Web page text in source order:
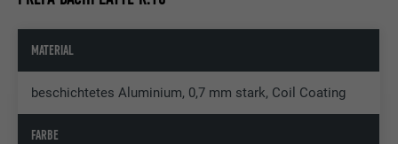
MATERIAL
beschichtetes Aluminium, 0,7 mm stark, Coil Coating
FARBE